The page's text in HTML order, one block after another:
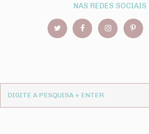
NAS REDES SOCIAIS